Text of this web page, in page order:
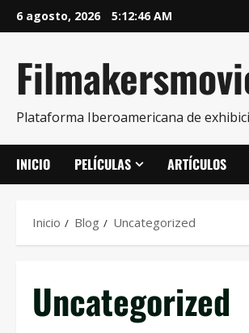
6 agosto, 2026 5:12:47 AM
Plataforma Iberoamericana de
INICIO PELÍCULAS ARTÍCULOS
Inicio Blog Uncategorized
Uncategorized